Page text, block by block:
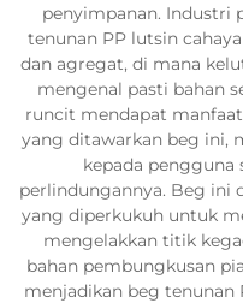
penyimpanan. Industri
tenunan PP lutsin
dan agregat, di mana
mengenal pasti bahan
runcit mendapat
yang ditawarkan beg ini,
kepada
perlindungannya. Beg ini
yang diperkukuh untuk
mengelakkan titik
bahan pembungkusan
menjadikan beg tenunan